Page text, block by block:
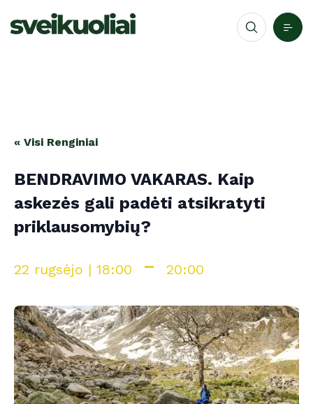
« Visi Renginiai
BENDRAVIMO VAKARAS. Kaip
askezės gali padėti atsikratyti
priklausomybių?
22 rugsėjo | 18:00 - 20:00